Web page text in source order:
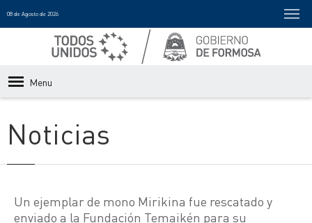
08 de Agosto de 2026
Menu
Noticias
Un ejemplar de mono Mirikina fue rescatado y
enviado a la Fundación Temaikén para su